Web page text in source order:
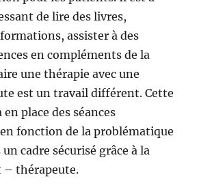
de lire des livres,
assister à des
en compléments de la
une thérapie avec une
est un travail différent. Cette
place des séances
fonction de la problématique
cadre sécurisé grâce à la
thérapeute.